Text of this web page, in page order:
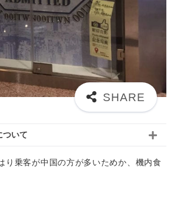
ついて
り乗客が中国の方が多いためか、機内食